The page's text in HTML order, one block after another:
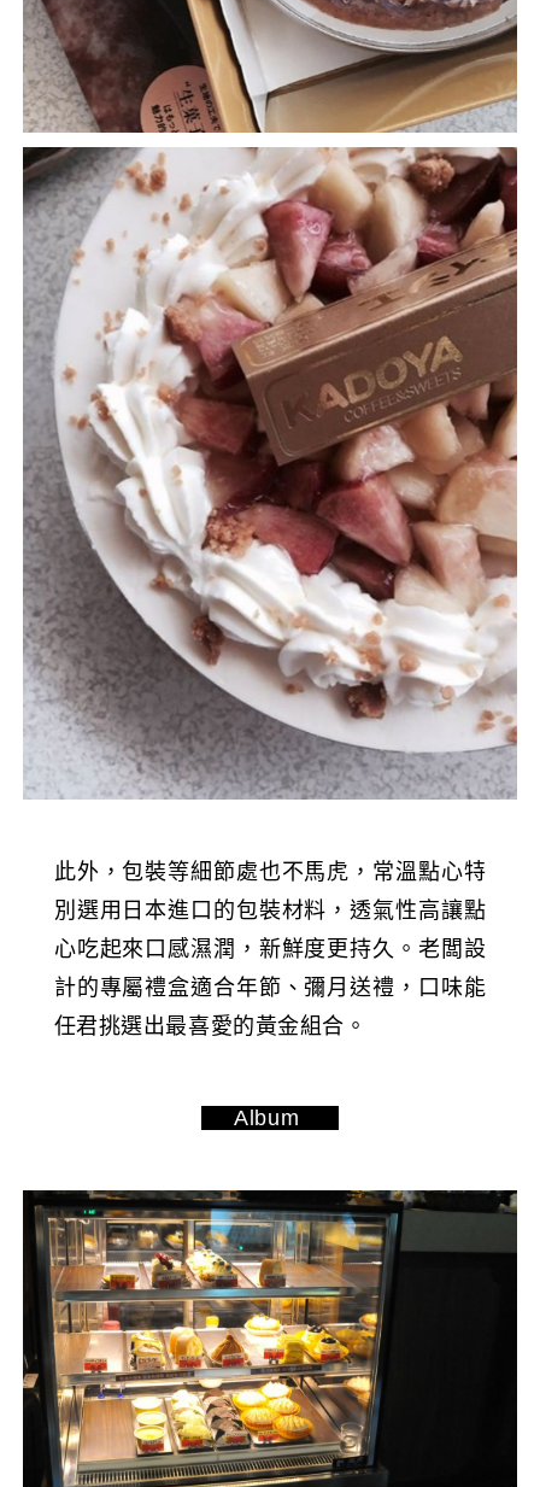
此外，包裝等細節處也不馬虎，常溫點心特
別選用日本進口的包裝材料，透氣性高讓點
心吃起來口感濕潤，新鮮度更持久。老闆設
計的專屬禮盒適合年節、彌月送禮，口味能
任君挑選出最喜愛的黃金組合。
Album